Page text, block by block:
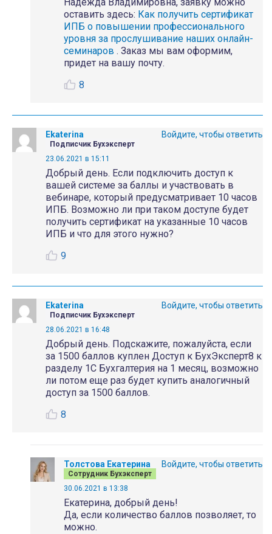
Надежда Владимировна, заявку можно
оставить здесь: Как получить сертификат
ИПБ о повышении профессионального
уровня за прослушивание наших онлайн-
семинаров . Заказ мы вам оформим,
придет на вашу почту.
8
Ekaterina
Подписчик Бухэксперт
23.06.2021 в 15:11
Добрый день. Если подключить доступ к
вашей системе за баллы и участвовать в
вебинаре, который предусматривает 10 часов
ИПБ. Возможно ли при таком доступе будет
получить сертификат на указанные 10 часов
ИПБ и что для этого нужно?
9
Войдите, чтобы ответить
Ekaterina
Подписчик Бухэксперт
28.06.2021 в 16:48
Добрый день. Подскажите, пожалуйста, если
за 1500 баллов куплен Доступ к БухЭксперт8 к
разделу 1С Бухгалтерия на 1 месяц, возможно
ли потом еще раз будет купить аналогичный
доступ за 1500 баллов.
8
Войдите, чтобы ответить
Толстова Екатерина
Сотрудник Бухэксперт
30.06.2021 в 13:38
Екатерина, добрый день!
Да, если количество баллов позволяет, то
можно.
Войдите, чтобы ответить